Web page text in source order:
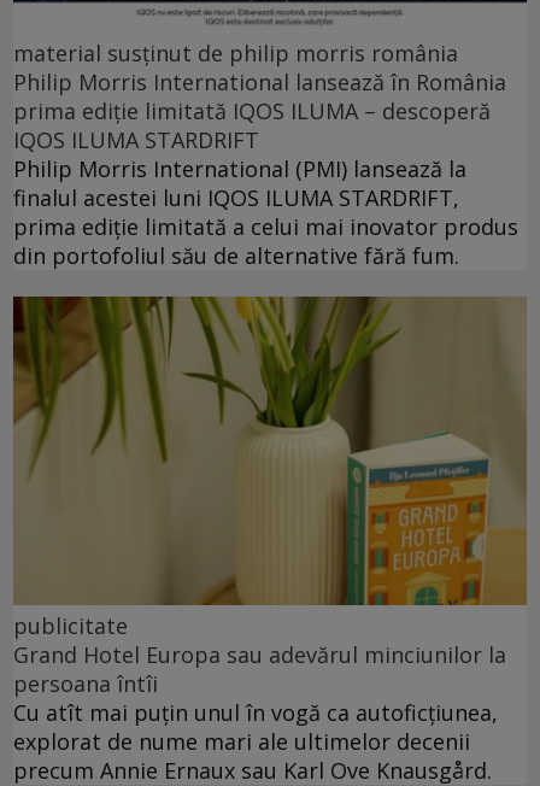
material susținut de philip morris românia
Philip Morris International lansează în România
prima ediție limitată IQOS ILUMA – descoperă
IQOS ILUMA STARDRIFT
Philip Morris International (PMI) lansează la
finalul acestei luni IQOS ILUMA STARDRIFT,
prima ediție limitată a celui mai inovator produs
din portofoliul său de alternative fără fum.
publicitate
Grand Hotel Europa sau adevărul minciunilor la
persoana întîi
Cu atît mai puțin unul în vogă ca autoficțiunea,
explorat de nume mari ale ultimelor decenii
precum Annie Ernaux sau Karl Ove Knausgård.